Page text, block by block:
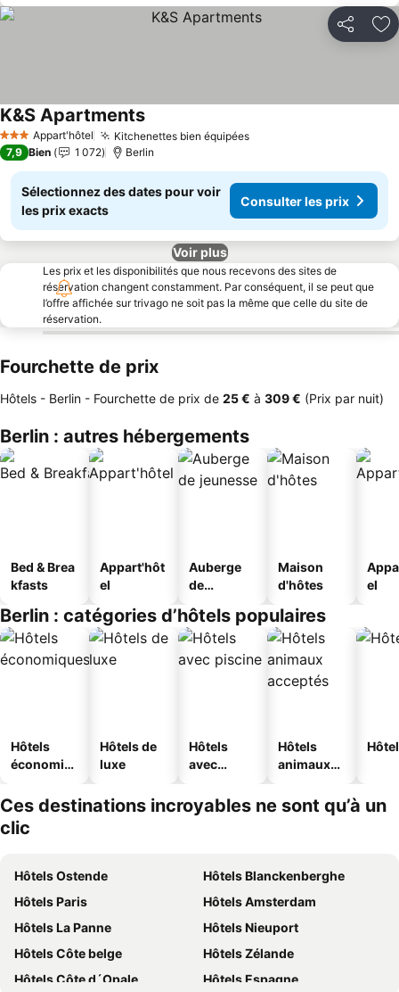
Partager
3 ÉtoilesAppart'hôtel Kitchenettes bien équipées
K&S Apartments
7,9 Bien 1 072 Berlin
Sélectionnez des dates pour voir
les prix exacts
Consulter les prix
Voir plus
Les prix et les disponibilités que nous recevons des sites de
réservation changent constamment. Par conséquent, il se peut que
l’offre affichée sur trivago ne soit pas la même que celle du site de
réservation.
Fourchette de prix
Hôtels - Berlin - Fourchette de prix de ‎25 € à ‎309 € (Prix par nuit)
Berlin : autres hébergements
Bed & Brea
kfasts
Appart'hôt
el
Auberge
de
Maison
d'hôtes
el
Berlin : catégories d’hôtels populaires
Hôtels
économiq
Hôtels de
luxe
Hôtels
avec
Hôtels
animaux
Ces destinations incroyables ne sont qu’à un
clic
Hôtels Ostende
Hôtels Blanckenberghe
Hôtels Paris
Hôtels Amsterdam
Hôtels La Panne
Hôtels Nieuport
Hôtels Côte belge
Hôtels Zélande
Hôtels Côte d´Opale
Hôtels Espagne